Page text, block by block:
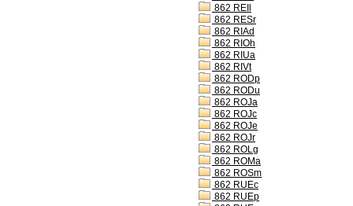
862 REIl
862 RESr
862 RIAd
862 RIOh
862 RIUa
862 RIVt
862 RODp
862 RODu
862 ROJa
862 ROJc
862 ROJe
862 ROJr
862 ROLg
862 ROMa
862 ROSm
862 RUEc
862 RUEp